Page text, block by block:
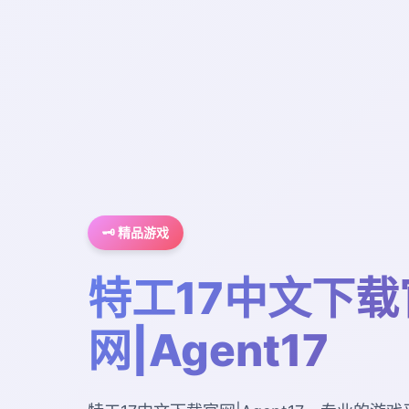
🗝️ 精品游戏
特工17中文下
网|Agent17